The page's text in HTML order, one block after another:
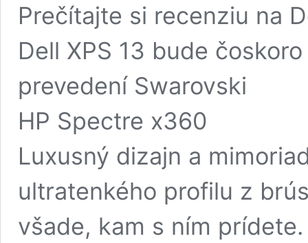
Prečítajte si recenziu na
Dell XPS 13 bude
prevedení Swarovski
HP Spectre x360
Luxusný dizajn a
ultratenkého profilu z
všade, kam s ním